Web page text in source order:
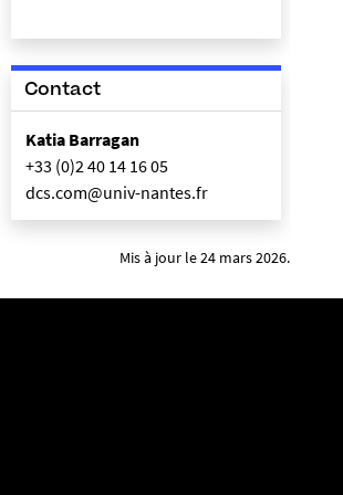
Contact
Katia Barragan
+33 (0)2 40 14 16 05
dcs.com@univ-nantes.fr
Mis à jour le 24 mars 2026.